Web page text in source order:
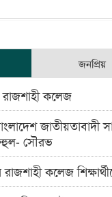
জনপ্রিয়
কলেজ
জাতীয়তাবাদী
সৌরভ
কলেজ